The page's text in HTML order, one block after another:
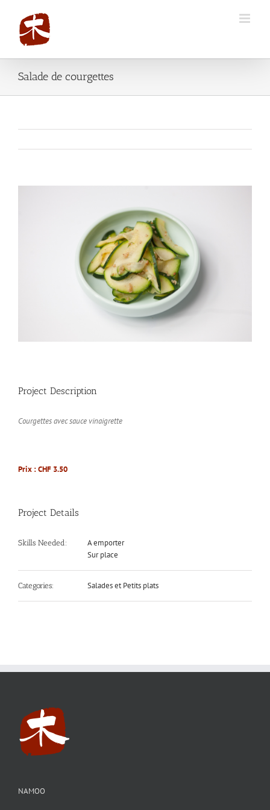
Salade de courgettes
Project Description
Courgettes avec sauce vinaigrette
Prix : CHF 3.50
Project Details
Skills Needed:
A emporter
Sur place
Categories: Salades et Petits plats
NAMOO